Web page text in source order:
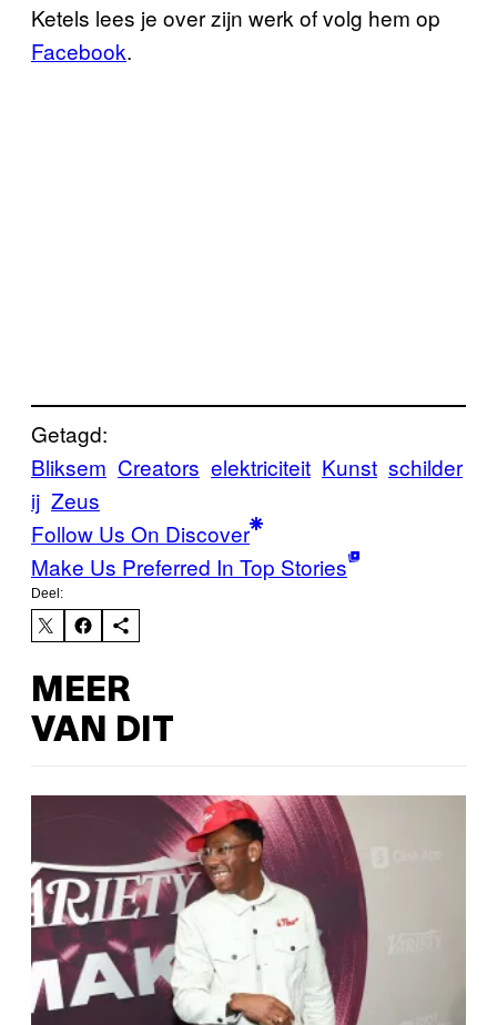
Ketels lees je over zijn werk of volg hem op
Facebook.
Getagd:
Bliksem Creators elektriciteit Kunst schilder
ij Zeus
Follow Us On Discover
Make Us Preferred In Top Stories
Deel:
MEER
VAN DIT